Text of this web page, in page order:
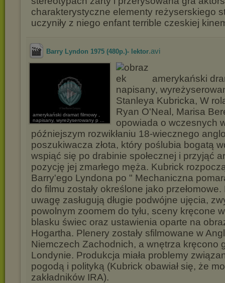
charakterystyczne elementy reżyserskiego
uczyniły z niego enfant terrible czeskiej
Barry Lyndon 1975 (480p.)- lektor.avi
amerykański dramat filmowy ,
napisany, wyreżyserowany p ...
amerykański
napisany,
Stanleya Kubricka, W
Ryan O'Neal, Marisa
opowiada o wczesnych
późniejszym rozwikłaniu 18-wiecznego
poszukiwacza złota, który poślubia bogatą
wspiąć się po drabinie społecznej i przyjąć
pozycję jej zmarłego męża. Kubrick
Barry'ego Lyndona po " Mechaniczna
do filmu zostały określone jako
uwagę zasługują długie podwójne ujęcia,
powolnym zoomem do tyłu, sceny kręcone
blasku świec oraz ustawienia oparte na
Hogartha. Plenery zostały sfilmowane w
Niemczech Zachodnich, a wnętrza kręcono
Londynie. Produkcja miała problemy
pogodą i polityką (Kubrick obawiał się, że
zakładników IRA).